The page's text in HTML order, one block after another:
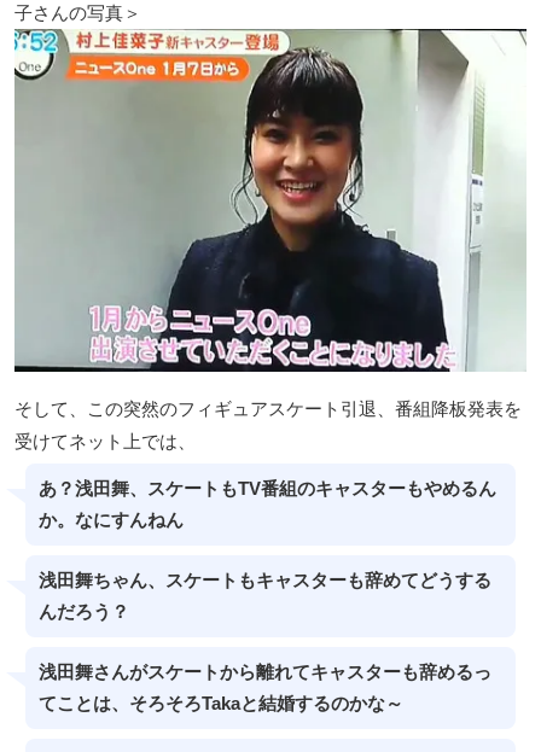
子さんの写真＞
そして、この突然のフィギュアスケート引退、番組降板発表を
受けてネット上では、
あ？浅田舞、スケートもTV番組のキャスターもやめるん
か。なにすんねん
浅田舞ちゃん、スケートもキャスターも辞めてどうする
んだろう？
浅田舞さんがスケートから離れてキャスターも辞めるっ
てことは、そろそろTakaと結婚するのかな～